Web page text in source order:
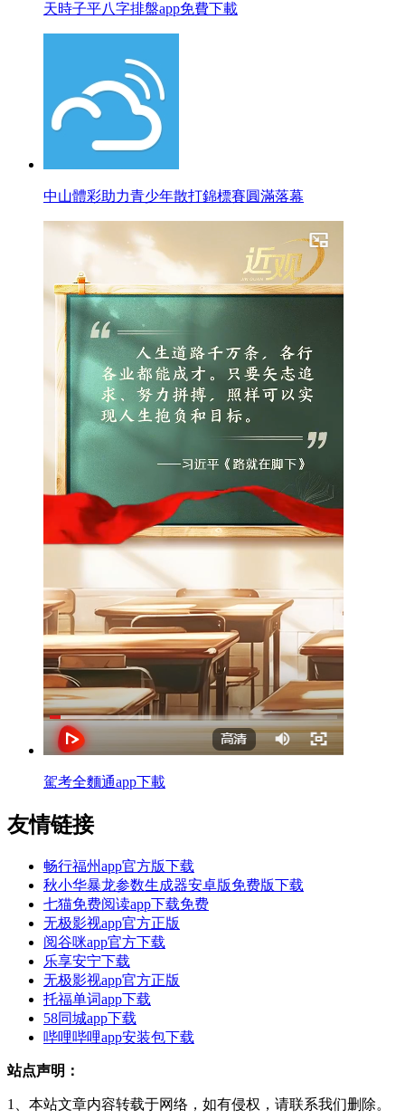
天時子平八字排盤app免費下載
中山體彩助力青少年散打錦標賽圓滿落幕
駕考全麵通app下載
友情链接
畅行福州app官方版下载
秋小华暴龙参数生成器安卓版免费版下载
七猫免费阅读app下载免费
无极影视app官方正版
阅谷咪app官方下载
乐享安宁下载
无极影视app官方正版
托福单词app下载
58同城app下载
哔哩哔哩app安装包下载
站点声明：
1、本站文章内容转载于网络，如有侵权，请联系我们删除。